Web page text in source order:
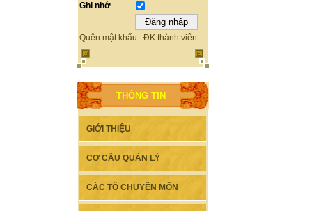
Ghi nhớ
Quên mật khẩu ĐK thành viên
THÔNG TIN
GIỚI THIỆU
CƠ CẤU QUẢN LÝ
CÁC TỔ CHUYÊN MÔN